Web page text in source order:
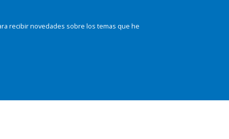
recibir novedades sobre los temas que he